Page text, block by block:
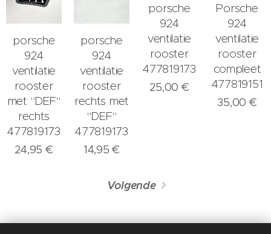
porsche
924
ventilatie
rooster
met "DEF"
rechts
477819173
24,95 €
porsche
924
ventilatie
rooster
rechts met
"DEF"
477819173
14,95 €
porsche
924
ventilatie
rooster
477819173
25,00 €
Porsche
924
ventilatie
rooster
compleet
477819151
35,00 €
Volgende